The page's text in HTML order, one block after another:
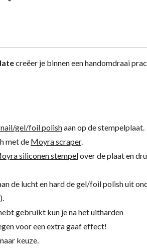
creëer je binnen een handomdraai
gel/foil polishaan op de stempelplaat.
met de Moyra scraper.
siliconen stempelover de plaat en
de lucht en hard de gel/foil polish uit
gebruikt kun je na het uitharden
voor een extra gaaf effect!
keuze.